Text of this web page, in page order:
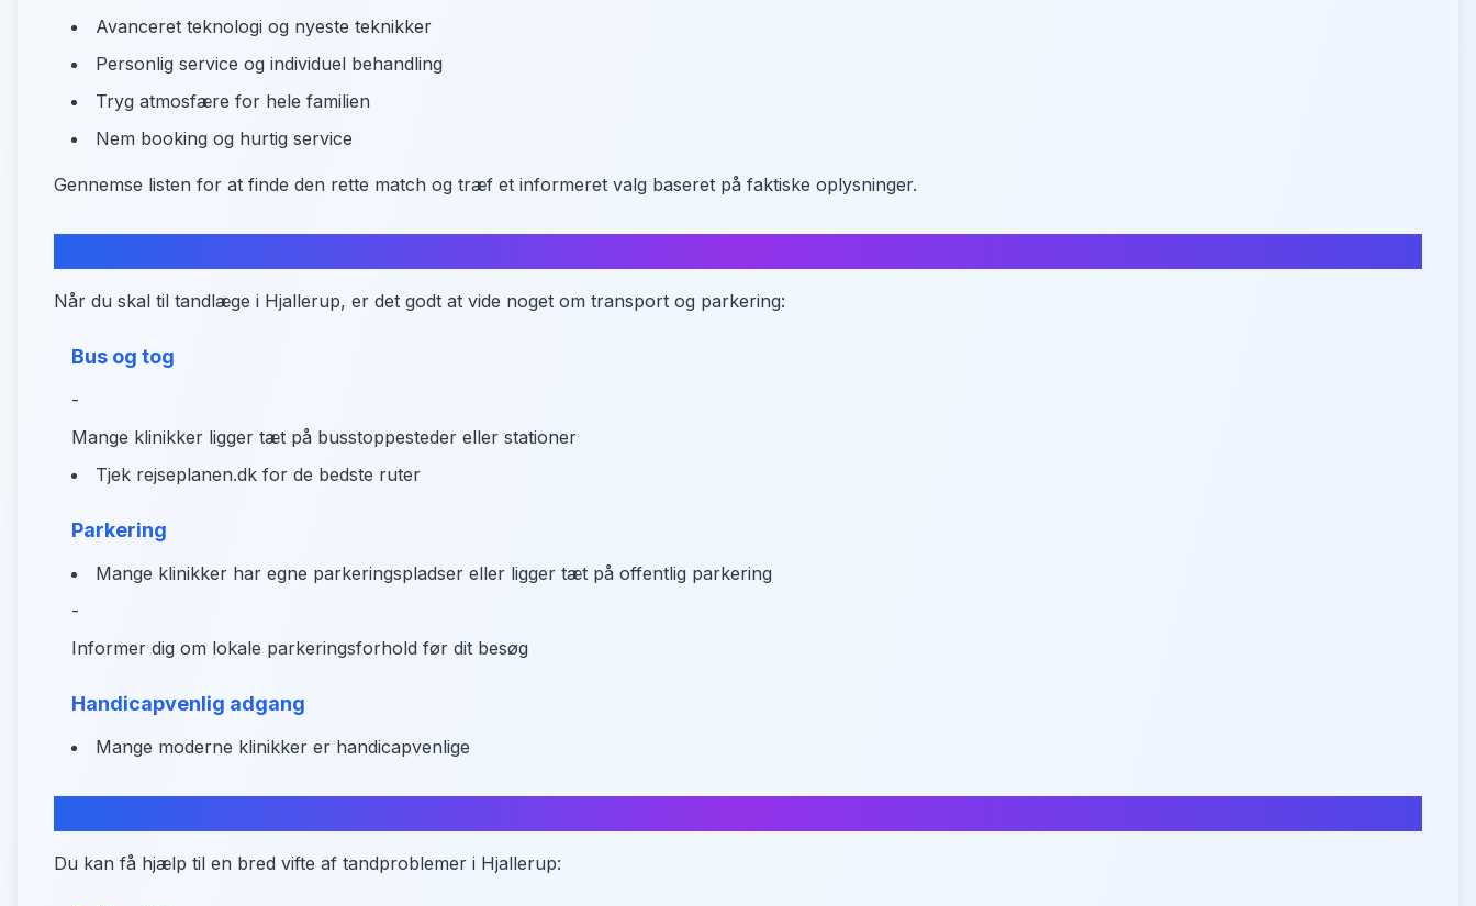
Avanceret teknologi og nyeste teknikker
Personlig service og individuel behandling
Tryg atmosfære for hele familien
Nem booking og hurtig service
Gennemse listen for at finde den rette match og træf et informeret valg baseret på faktiske oplysninger.
Når du skal til tandlæge i Hjallerup, er det godt at vide noget om transport og parkering:
Bus og tog
-
Mange klinikker ligger tæt på busstoppesteder eller stationer
Tjek rejseplanen.dk for de bedste ruter
Parkering
Mange klinikker har egne parkeringspladser eller ligger tæt på offentlig parkering
-
Informer dig om lokale parkeringsforhold før dit besøg
Handicapvenlig adgang
Mange moderne klinikker er handicapvenlige
Du kan få hjælp til en bred vifte af tandproblemer i Hjallerup: